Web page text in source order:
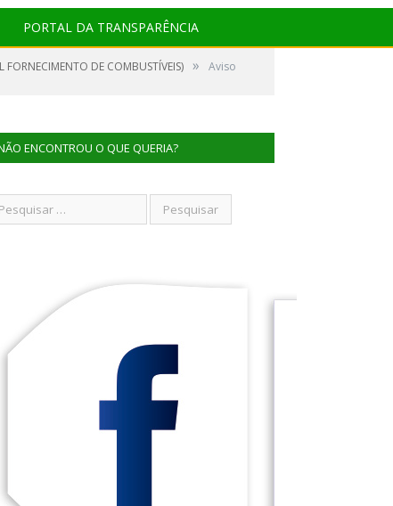
PORTAL DA TRANSPARÊNCIA
FORNECIMENTO DE COMBUSTÍVEIS) » Aviso
ENCONTROU O QUE QUERIA?